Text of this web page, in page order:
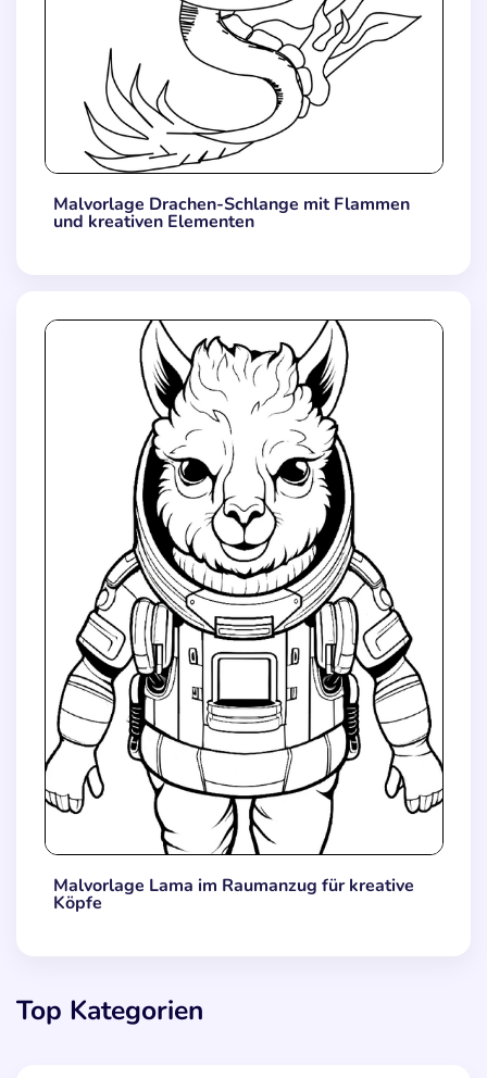
Malvorlage Drachen-Schlange mit Flammen
und kreativen Elementen
Malvorlage Lama im Raumanzug für kreative
Köpfe
Top Kategorien